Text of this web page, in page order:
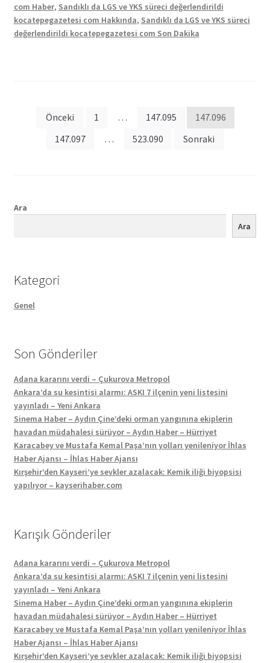
com Haber, Sandıklı da LGS ve YKS süreci değerlendirildi
kocatepegazetesi com Hakkında, Sandıklı da LGS ve YKS süreci
değerlendirildi kocatepegazetesi com Son Dakika
Posts
pagination
Önceki 1 … 147.095
147.096
147.097
… 523.090 Sonraki
Ara
Ara
Kategori
Genel
Son Gönderiler
Adana kararını verdi – Çukurova Metropol
Ankara’da su kesintisi alarmı: ASKI 7 ilçenin yeni listesini
yayınladı – Yeni Ankara
Sinema Haber – Aydın Çine’deki orman yangınına ekiplerin
havadan müdahalesi sürüyor – Aydın Haber – Hürriyet
Karacabey ve Mustafa Kemal Paşa’nın yolları yenileniyor İhlas
Haber Ajansı – İhlas Haber Ajansı
Kırşehir’den Kayseri’ye sevkler azalacak: Kemik iliği biyopsisi
yapılıyor – kayserihaber.com
Karışık Gönderiler
Adana kararını verdi – Çukurova Metropol
Ankara’da su kesintisi alarmı: ASKI 7 ilçenin yeni listesini
yayınladı – Yeni Ankara
Sinema Haber – Aydın Çine’deki orman yangınına ekiplerin
havadan müdahalesi sürüyor – Aydın Haber – Hürriyet
Karacabey ve Mustafa Kemal Paşa’nın yolları yenileniyor İhlas
Haber Ajansı – İhlas Haber Ajansı
Kırşehir’den Kayseri’ye sevkler azalacak: Kemik iliği biyopsisi